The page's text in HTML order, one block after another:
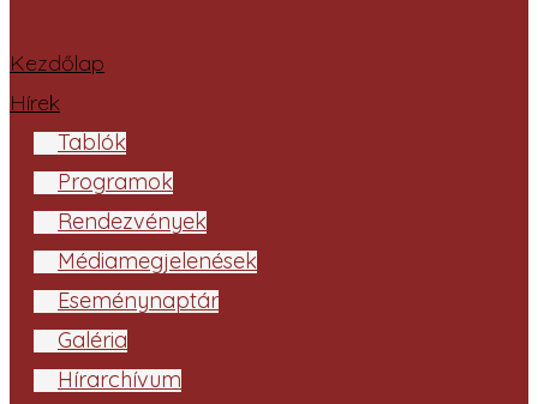
Kezdőlap
Hírek
Tablók
Programok
Rendezvények
Médiamegjelenések
Eseménynaptár
Galéria
Hírarchívum